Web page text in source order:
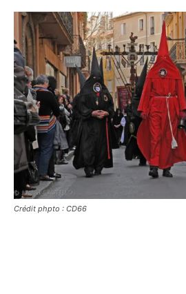
Crédit phpto : CD66